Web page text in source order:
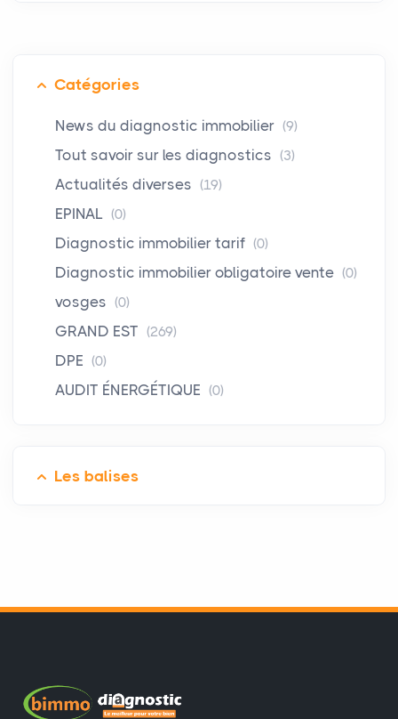
Catégories
News du diagnostic immobilier (9)
Tout savoir sur les diagnostics (3)
Actualités diverses (19)
EPINAL (0)
Diagnostic immobilier tarif (0)
Diagnostic immobilier obligatoire vente (0)
vosges (0)
GRAND EST (269)
DPE (0)
AUDIT ÉNERGÉTIQUE (0)
Les balises